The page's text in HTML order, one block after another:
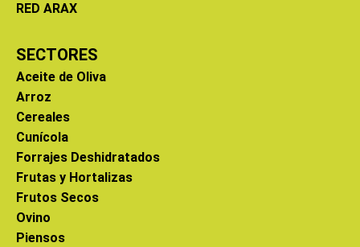
RED ARAX
SECTORES
Aceite de Oliva
Arroz
Cereales
Cunícola
Forrajes Deshidratados
Frutas y Hortalizas
Frutos Secos
Ovino
Piensos